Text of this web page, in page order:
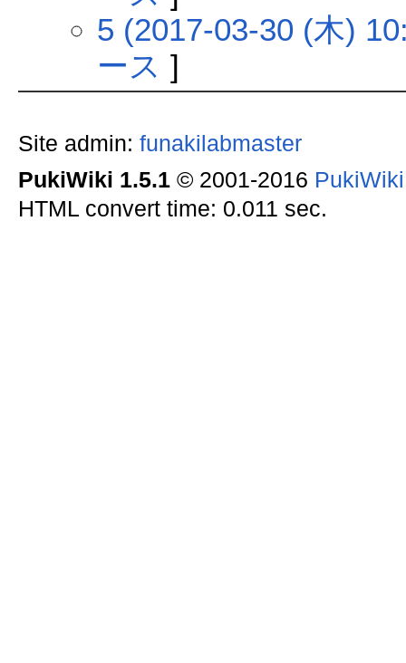
5 (2017-03-30 (木)
ース ]
Site admin: funakilabmaster
PukiWiki 1.5.1© 2001-2016
HTML convert time: 0.011 sec.